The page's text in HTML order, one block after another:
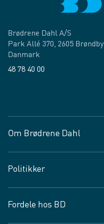
Brødrene Dahl A/S
Park Allé 370, 2605 Brøndby
Danmark
48 78 40 00
Om Brødrene Dahl
Vagttelefon 30 10 89 89
Spørgsmål og svar
Job og karriere
Politikker
Privatlivspolitik
Fordele hos BD